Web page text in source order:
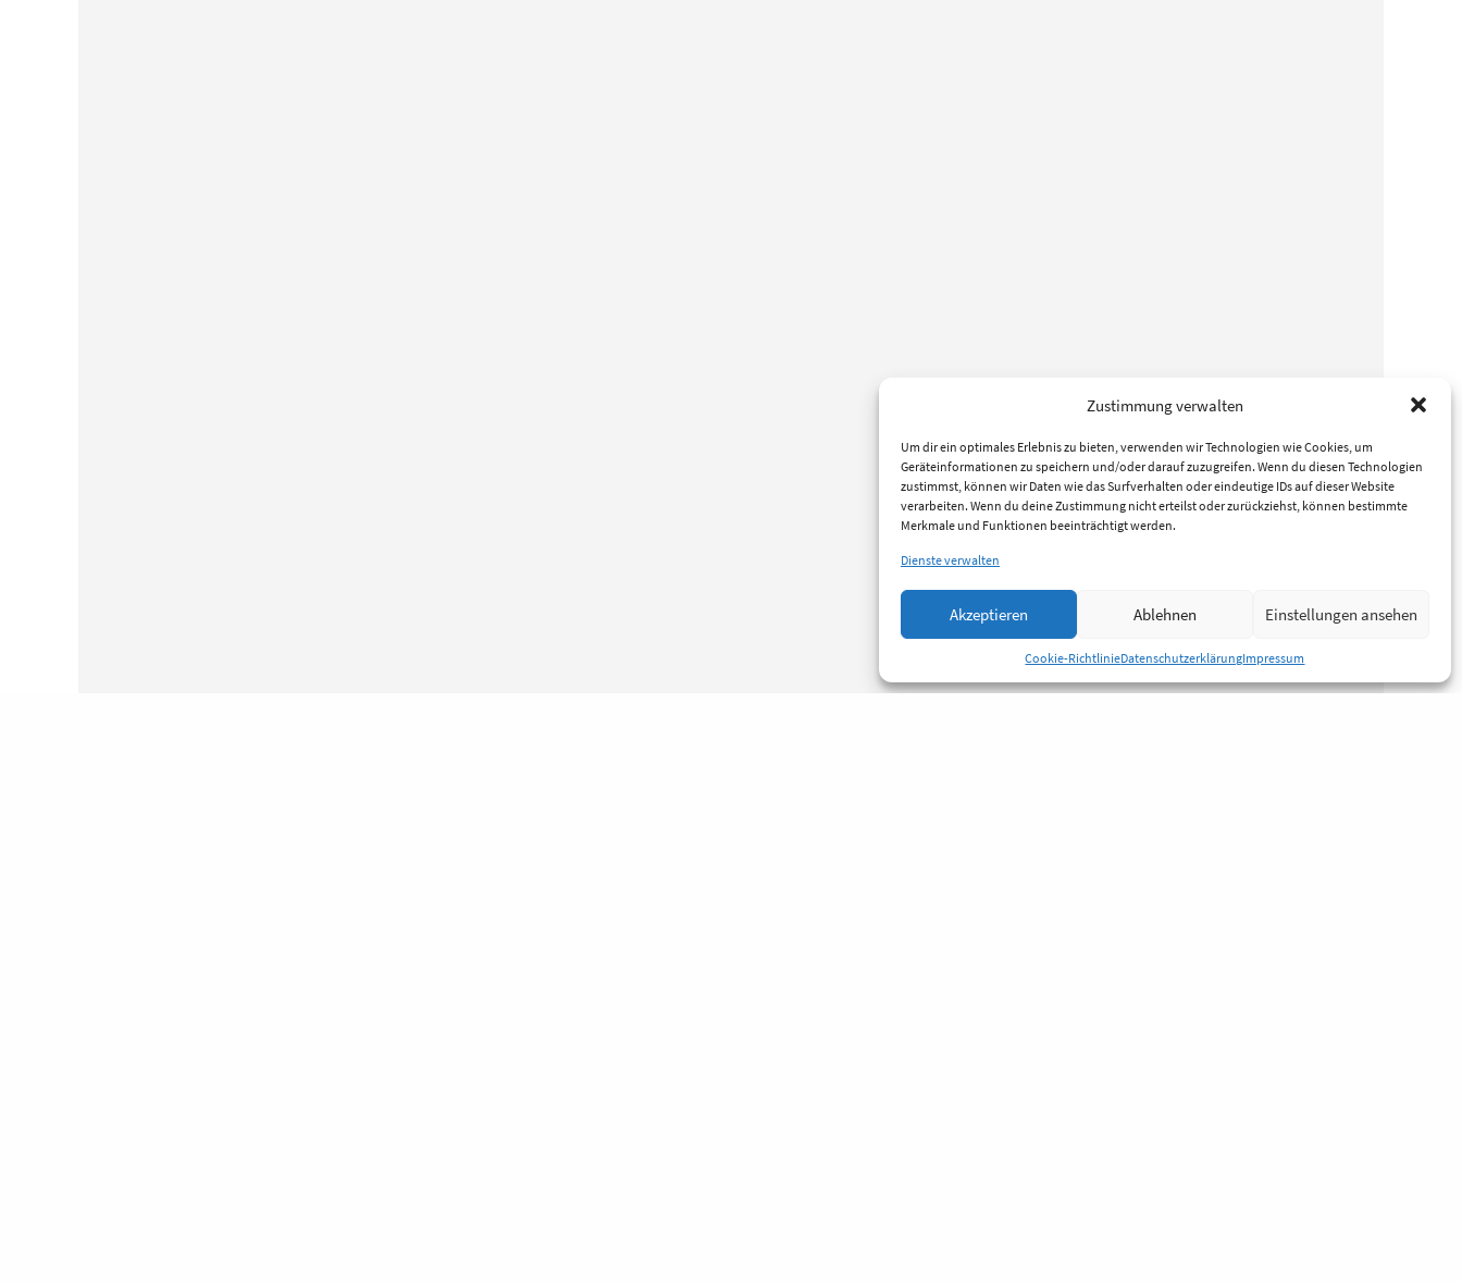
Zustimmung verwalten
Um dir ein optimales Erlebnis zu bieten, verwenden wir Technologien wie Cookies, um
Geräteinformationen zu speichern und/oder darauf zuzugreifen. Wenn du diesen Technologien
zustimmst, können wir Daten wie das Surfverhalten oder eindeutige IDs auf dieser Website
verarbeiten. Wenn du deine Zustimmung nicht erteilst oder zurückziehst, können bestimmte
Merkmale und Funktionen beeinträchtigt werden.
Dienste verwalten
Akzeptieren Ablehnen Einstellungen ansehen
Cookie-RichtlinieDatenschutzerklärungImpressum